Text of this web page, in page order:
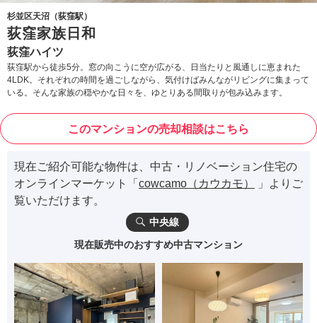
杉並区天沼（荻窪駅）
荻窪家族日和
荻窪ハイツ
荻窪駅から徒歩5分。窓の向こうに空が広がる、日当たりと風通しに恵まれた
4LDK。それぞれの時間を過ごしながら、気付けばみんながリビングに集まって
いる。そんな家族の穏やかな日々を、ゆとりある間取りが包み込みます。
このマンションの売却相談はこちら
現在ご紹介可能な物件は、中古・リノベーション住宅の
オンラインマーケット「 cowcamo（カウカモ）
」よりご
覧いただけます。
中央線
現在販売中のおすすめ中古マンション